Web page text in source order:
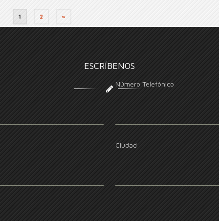
1 2 »
ESCRÍBENOS
Número Telefónico
Ciudad